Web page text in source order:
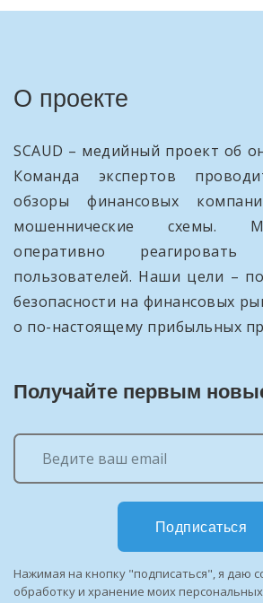
О проекте
SCAUD – медийный проект об
Команда экспертов
обзоры финансовых
мошеннические схемы.
оперативно
пользователей. Наши цели –
безопасности на финансовых
о по-настоящему прибыльных
Получайте первым
Подписаться
Нажимая на кнопку "подписаться", я даю
обработку и хранение моих